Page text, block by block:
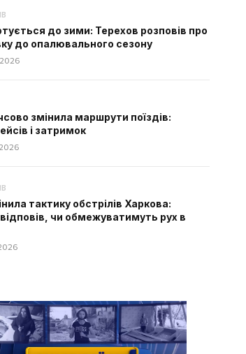
до зими: Терехов розповів про
до опалювального сезону
змінила маршрути поїздів:
і затримок
тактику обстрілів Харкова:
чи обмежуватимуть рух в